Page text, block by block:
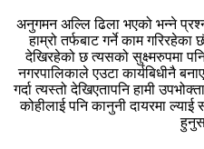
अनुगमन अल्लि ढिला भएको भन्ने
हाम्रो तर्फबाट गर्ने काम
देखिरहेको छ त्यसको सुक्ष्मरुपमा
नगरपालिकाले एउटा कार्यबिधीनै
गर्दा त्यस्तो देखिएतापनि हामी
कोहीलाई पनि कानुनी दायरमा